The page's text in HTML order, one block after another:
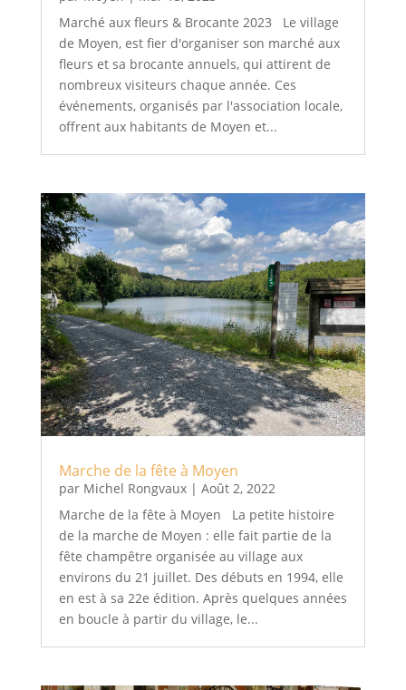
Marché aux fleurs & Brocante 2023 Le village
de Moyen, est fier d'organiser son marché aux
fleurs et sa brocante annuels, qui attirent de
nombreux visiteurs chaque année. Ces
événements, organisés par l'association locale,
offrent aux habitants de Moyen et...
Marche de la fête à Moyen
par Michel Rongvaux| Août 2, 2022
Marche de la fête à Moyen La petite histoire
de la marche de Moyen : elle fait partie de la
fête champêtre organisée au village aux
environs du 21 juillet. Des débuts en 1994, elle
en est à sa 22e édition. Après quelques années
en boucle à partir du village, le...